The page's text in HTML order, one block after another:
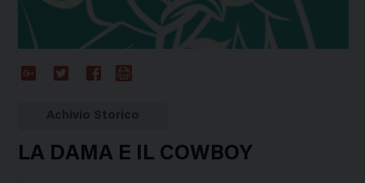
LA DAMA E IL COWBOY